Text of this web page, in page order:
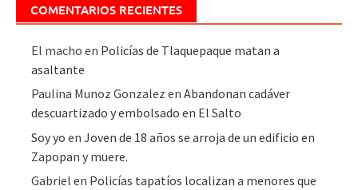
COMENTARIOS RECIENTES
El macho en Policías de Tlaquepaque matan a
asaltante
Paulina Munoz Gonzalez enAbandonan cadáver
descuartizado y embolsado en El Salto
Soy yo enJoven de 18 años se arroja de un edificio en
Zapopan y muere.
Gabriel en Policías tapatíos localizan a menores que